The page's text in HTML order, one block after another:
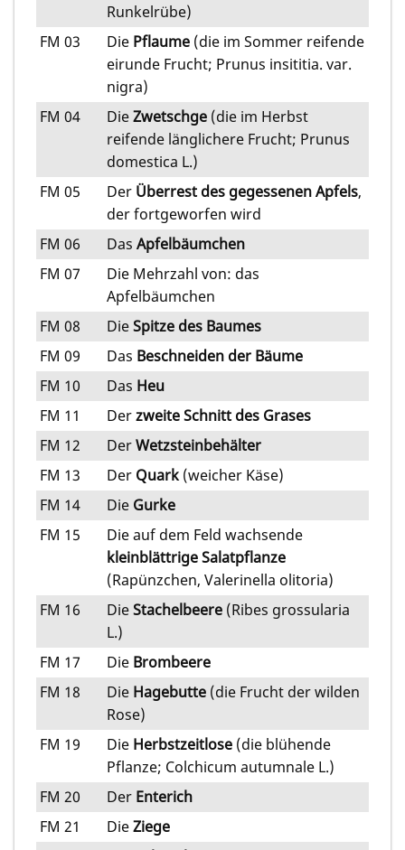
Runkelrübe)
FM 03
Die Pflaume (die im Sommer reifende
eirunde Frucht; Prunus insititia. var.
nigra)
FM 04
DieZwetschge (die im Herbst
reifende länglichere Frucht; Prunus
domestica L.)
FM 05
Der Überrest des gegessenen Apfels,
der fortgeworfen wird
FM 06
Das Apfelbäumchen
FM 07
Die Mehrzahl von: das
Apfelbäumchen
FM 08
DieSpitze des Baumes
FM 09
Das Beschneiden der Bäume
FM 10
Das Heu
FM 11
Derzweite Schnitt des Grases
FM 12
DerWetzsteinbehälter
FM 13
Der Quark (weicher Käse)
FM 14
Die Gurke
FM 15
Die auf dem Feld wachsende
kleinblättrige Salatpflanze
(Rapünzchen, Valerinella olitoria)
FM 16
DieStachelbeere (Ribes grossularia
L.)
FM 17
Die Brombeere
FM 18
Die Hagebutte (die Frucht der wilden
Rose)
FM 19
Die Herbstzeitlose (die blühende
Pflanze; Colchicum autumnale L.)
FM 20
Der Enterich
FM 21
DieZiege